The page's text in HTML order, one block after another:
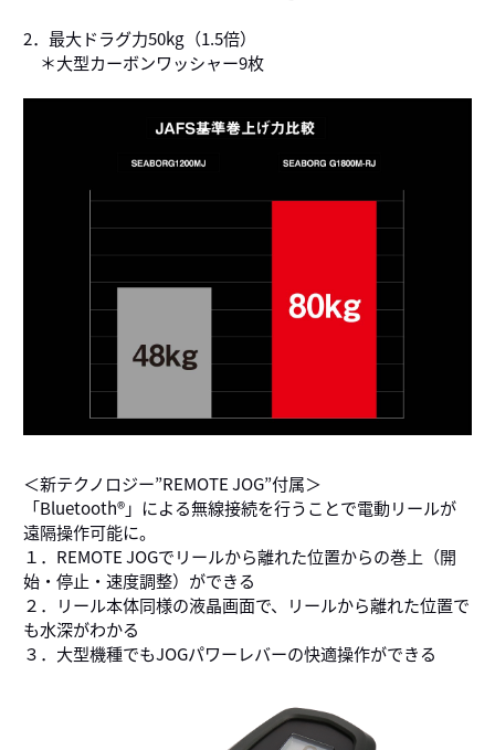
2．最大ドラグ力50kg（1.5倍）
＊大型カーボンワッシャー9枚
＜新テクノロジー”REMOTE JOG”付属＞
「Bluetooth®」による無線接続を行うことで電動リールが
遠隔操作可能に。
１．REMOTE JOGでリールから離れた位置からの巻上（開
始・停止・速度調整）ができる
２．リール本体同様の液晶画面で、リールから離れた位置で
も水深がわかる
３．大型機種でもJOGパワーレバーの快適操作ができる